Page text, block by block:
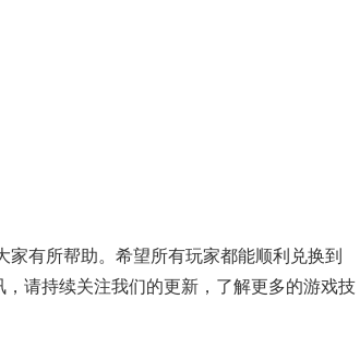
有所帮助。希望所有玩家都能顺利兑换到
请持续关注我们的更新，了解更多的游戏技